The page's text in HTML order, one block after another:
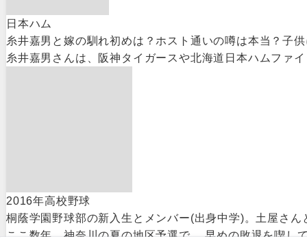
日本ハム
糸井嘉男と嫁の馴れ初めは？ホスト通いの噂は本当？子
糸井嘉男さんは、阪神タイガースや北海道日本ハムファ
2016年高校野球
桐蔭学園野球部の新入生とメンバー(出身中学)。土屋さ
ここ数年、神奈川の夏の地区予選で、 早めの敗退を喫し